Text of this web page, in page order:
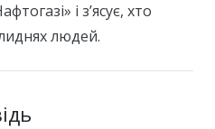
і з’ясує, хто
людей.